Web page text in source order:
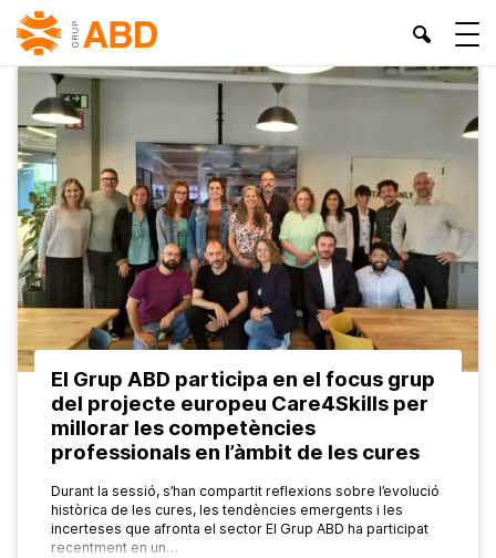
INICI»DEPENDÈNCIA I GENT GRAN
El Grup ABD participa en el focus grup
del projecte europeu Care4Skills per
millorar les competències
professionals en l’àmbit de les cures
Durant la sessió, s’han compartit reflexions sobre l’evolució
històrica de les cures, les tendències emergents i les
incerteses que afronta el sector El Grup ABD ha participat
recentment en un…